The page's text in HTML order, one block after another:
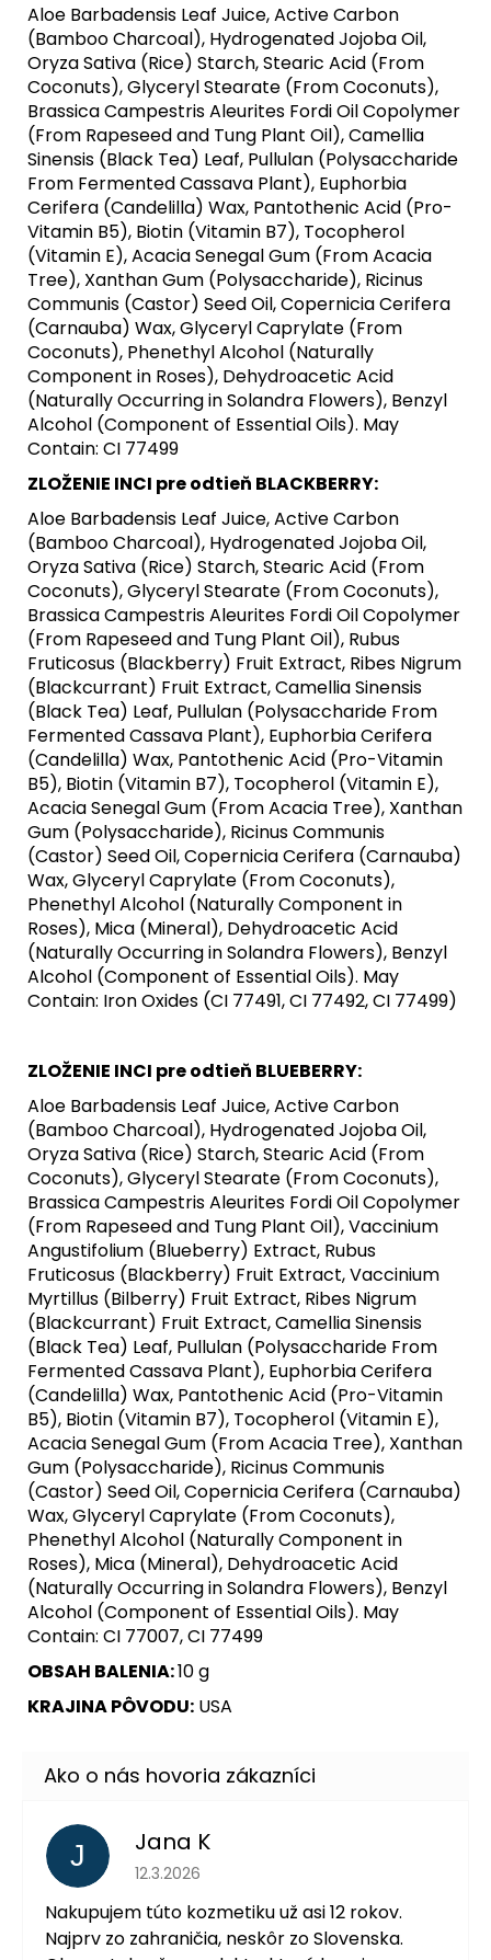
Aloe Barbadensis Leaf Juice, Active Carbon
(Bamboo Charcoal), Hydrogenated Jojoba Oil,
Oryza Sativa (Rice) Starch, Stearic Acid (From
Coconuts), Glyceryl Stearate (From Coconuts),
Brassica Campestris Aleurites Fordi Oil Copolymer
(From Rapeseed and Tung Plant Oil), Camellia
Sinensis (Black Tea) Leaf, Pullulan (Polysaccharide
From Fermented Cassava Plant), Euphorbia
Cerifera (Candelilla) Wax, Pantothenic Acid (Pro-
Vitamin B5), Biotin (Vitamin B7), Tocopherol
(Vitamin E), Acacia Senegal Gum (From Acacia
Tree), Xanthan Gum (Polysaccharide), Ricinus
Communis (Castor) Seed Oil, Copernicia Cerifera
(Carnauba) Wax, Glyceryl Caprylate (From
Coconuts), Phenethyl Alcohol (Naturally
Component in Roses), Dehydroacetic Acid
(Naturally Occurring in Solandra Flowers), Benzyl
Alcohol (Component of Essential Oils). May
Contain: CI 77499
ZLOŽENIE INCI pre odtieň BLACKBERRY:
Aloe Barbadensis Leaf Juice, Active Carbon
(Bamboo Charcoal), Hydrogenated Jojoba Oil,
Oryza Sativa (Rice) Starch, Stearic Acid (From
Coconuts), Glyceryl Stearate (From Coconuts),
Brassica Campestris Aleurites Fordi Oil Copolymer
(From Rapeseed and Tung Plant Oil), Rubus
Fruticosus (Blackberry) Fruit Extract, Ribes Nigrum
(Blackcurrant) Fruit Extract, Camellia Sinensis
(Black Tea) Leaf, Pullulan (Polysaccharide From
Fermented Cassava Plant), Euphorbia Cerifera
(Candelilla) Wax, Pantothenic Acid (Pro-Vitamin
B5), Biotin (Vitamin B7), Tocopherol (Vitamin E),
Acacia Senegal Gum (From Acacia Tree), Xanthan
Gum (Polysaccharide), Ricinus Communis
(Castor) Seed Oil, Copernicia Cerifera (Carnauba)
Wax, Glyceryl Caprylate (From Coconuts),
Phenethyl Alcohol (Naturally Component in
Roses), Mica (Mineral), Dehydroacetic Acid
(Naturally Occurring in Solandra Flowers), Benzyl
Alcohol (Component of Essential Oils). May
Contain: Iron Oxides (CI 77491, CI 77492, CI 77499)
ZLOŽENIE INCI pre odtieň BLUEBERRY:
Aloe Barbadensis Leaf Juice, Active Carbon
(Bamboo Charcoal), Hydrogenated Jojoba Oil,
Oryza Sativa (Rice) Starch, Stearic Acid (From
Coconuts), Glyceryl Stearate (From Coconuts),
Brassica Campestris Aleurites Fordi Oil Copolymer
(From Rapeseed and Tung Plant Oil), Vaccinium
Angustifolium (Blueberry) Extract, Rubus
Fruticosus (Blackberry) Fruit Extract, Vaccinium
Myrtillus (Bilberry) Fruit Extract, Ribes Nigrum
(Blackcurrant) Fruit Extract, Camellia Sinensis
(Black Tea) Leaf, Pullulan (Polysaccharide From
Fermented Cassava Plant), Euphorbia Cerifera
(Candelilla) Wax, Pantothenic Acid (Pro-Vitamin
B5), Biotin (Vitamin B7), Tocopherol (Vitamin E),
Acacia Senegal Gum (From Acacia Tree), Xanthan
Gum (Polysaccharide), Ricinus Communis
(Castor) Seed Oil, Copernicia Cerifera (Carnauba)
Wax, Glyceryl Caprylate (From Coconuts),
Phenethyl Alcohol (Naturally Component in
Roses), Mica (Mineral), Dehydroacetic Acid
(Naturally Occurring in Solandra Flowers), Benzyl
Alcohol (Component of Essential Oils). May
Contain: CI 77007, CI 77499
OBSAH BALENIA:10 g
KRAJINA PÔVODU: USA
J Jana K
Hodnotenie obchodu je 5 z 5 hviezdičiek.
12.3.2026
Nakupujem túto kozmetiku už asi 12 rokov.
Najprv zo zahraničia, neskôr zo Slovenska.